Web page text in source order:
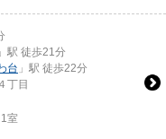
」駅 徒歩21分
台 」駅 徒歩22分
４丁目
1室